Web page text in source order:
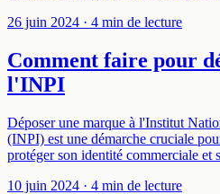
26 juin 2024 · 4 min de lecture
Comment faire pour
l'INPI
Déposer une marque à l'Institut
(INPI) est une démarche cruciale
protéger son identité commerciale
10 juin 2024 · 4 min de lecture